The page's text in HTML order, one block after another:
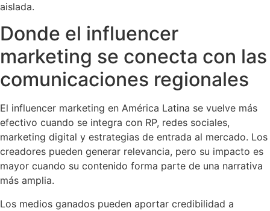
aislada.
Donde el influencer
marketing se conecta con las
comunicaciones regionales
El influencer marketing en América Latina se vuelve más
efectivo cuando se integra con RP, redes sociales,
marketing digital y estrategias de entrada al mercado. Los
creadores pueden generar relevancia, pero su impacto es
mayor cuando su contenido forma parte de una narrativa
más amplia.
Los medios ganados pueden aportar credibilidad a